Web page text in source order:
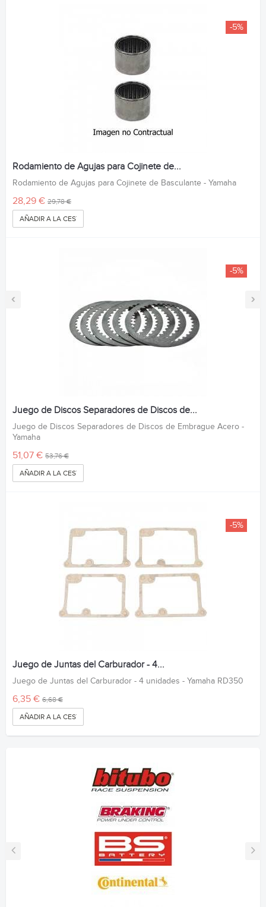
‹ ›
-5%
Rodamiento de Agujas para Cojinete de...
Rodamiento de Agujas para Cojinete de Basculante - Yamaha
28,29 € 29,78 €
AÑADIR A LA CESTA
-5%
Juego de Discos Separadores de Discos de...
Juego de Discos Separadores de Discos de Embrague Acero -
Yamaha
51,07 € 53,76 €
AÑADIR A LA CESTA
-5%
Juego de Juntas del Carburador - 4...
Juego de Juntas del Carburador - 4 unidades - Yamaha RD350
6,35 € 6,68 €
AÑADIR A LA CESTA